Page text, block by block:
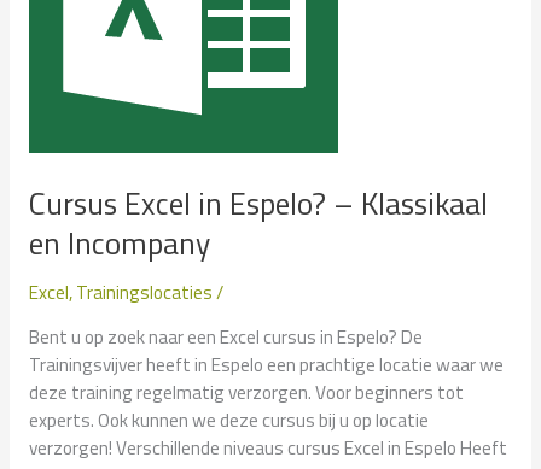
Cursus Excel in Espelo? – Klassikaal
en Incompany
Excel,Trainingslocaties/
Bent u op zoek naar een Excel cursus in Espelo? De
Trainingsvijver heeft in Espelo een prachtige locatie waar we
deze training regelmatig verzorgen. Voor beginners tot
experts. Ook kunnen we deze cursus bij u op locatie
verzorgen! Verschillende niveaus cursus Excel in Espelo Heeft